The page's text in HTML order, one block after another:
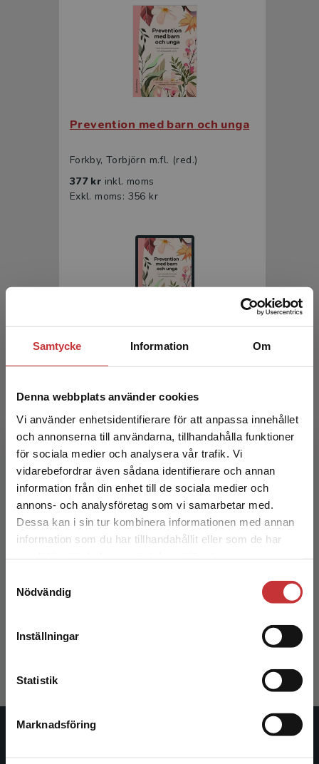
Samtycke Information Om
Denna webbplats använder cookies
Vi använder enhetsidentifierare för att anpassa innehållet
och annonserna till användarna, tillhandahålla funktioner
för sociala medier och analysera vår trafik. Vi
vidarebefordrar även sådana identifierare och annan
information från din enhet till de sociala medier och
annons- och analysföretag som vi samarbetar med.
Dessa kan i sin tur kombinera informationen med annan
information som du har tillhandahållit eller som de har
Nödvändig
Inställningar
Statistik
Marknadsföring
Begränsad fraktregion
Det verkar som att du besöker
studentlitteratur.se via en enhet utanför Sverige.
Vi erbjuder inte leveranser utanför Sverige. För
att kunna slutföra ett köp måste
Prevention med barn och unga
Forkby, Torbjörn m.fl. (red.)
377 kr inkl. moms
Exkl. moms: 356 kr
Prevention med barn och unga
Forkby, Torbjörn m.fl. (red.)
Exkl. moms: 220 kr
359 kr